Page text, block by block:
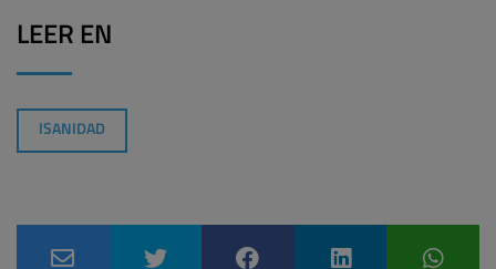
LEER EN
ISANIDAD